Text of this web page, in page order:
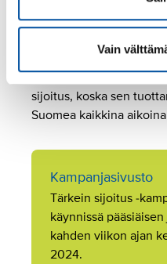
Vain
perusteella, jonka
katsoo, että julkiset
arjen kannalta.
Järjestöjen mukaan
sijoitus, koska sen
Suomea kaikkina
Kampanjasivusto
Tärkein sijoitus -
käynnissä
kahden viikon ajan
2024.